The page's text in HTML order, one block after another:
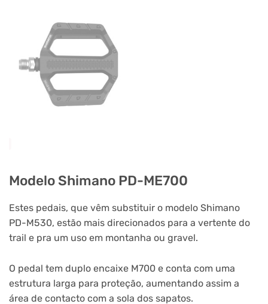
Modelo Shimano PD-ME700
Estes pedais, que vêm substituir o modelo Shimano
PD-M530, estão mais direcionados para a vertente do
trail e pra um uso em montanha ou gravel.
O pedal tem duplo encaixe M700 e conta com uma
estrutura larga para proteção, aumentando assim a
área de contacto com a sola dos sapatos.